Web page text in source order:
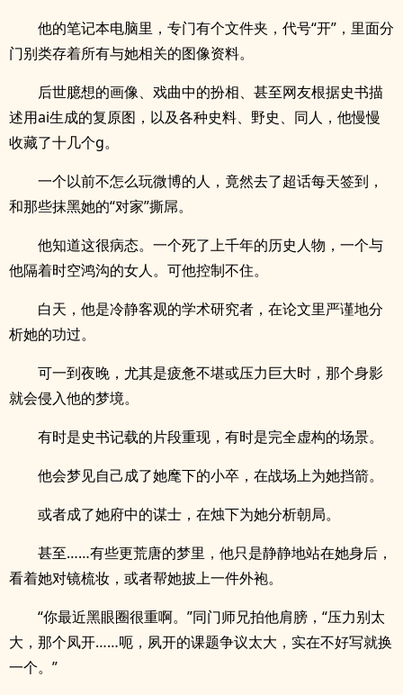
他的笔记本电脑里，专门有个文件夹，代号“开”，里面分
门别类存着所有与她相关的图像资料。
后世臆想的画像、戏曲中的扮相、甚至网友根据史书描
述用ai生成的复原图，以及各种史料、野史、同人，他慢慢
收藏了十几个g。
一个以前不怎么玩微博的人，竟然去了超话每天签到，
和那些抹黑她的“对家”撕屌。
他知道这很病态。一个死了上千年的历史人物，一个与
他隔着时空鸿沟的女人。可他控制不住。
白天，他是冷静客观的学术研究者，在论文里严谨地分
析她的功过。
可一到夜晚，尤其是疲惫不堪或压力巨大时，那个身影
就会侵入他的梦境。
有时是史书记载的片段重现，有时是完全虚构的场景。
他会梦见自己成了她麾下的小卒，在战场上为她挡箭。
或者成了她府中的谋士，在烛下为她分析朝局。
甚至……有些更荒唐的梦里，他只是静静地站在她身后，
看着她对镜梳妆，或者帮她披上一件外袍。
“你最近黑眼圈很重啊。”同门师兄拍他肩膀，“压力别太
大，那个凤开……呃，夙开的课题争议太大，实在不好写就换
一个。”